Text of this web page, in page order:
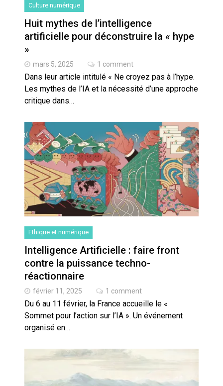
Culture numérique
Huit mythes de l’intelligence
artificielle pour déconstruire la « hype
»
mars 5, 2025 1 comment
Dans leur article intitulé « Ne croyez pas à l’hype.
Les mythes de l’IA et la nécessité d’une approche
critique dans…
Ethique et numérique
Intelligence Artificielle : faire front
contre la puissance techno-
réactionnaire
février 11, 2025 1 comment
Du 6 au 11 février, la France accueille le «
Sommet pour l’action sur l’IA ». Un événement
organisé en…